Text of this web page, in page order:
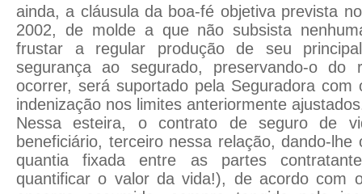
ainda, a cláusula da boa-fé objetiva prevista
2002, de molde a que não subsista
frustar a regular produção de seu
segurança ao segurado, preservando-o
ocorrer, será suportado pela Seguradora com
indenização nos limites anteriormente
Nessa esteira, o contrato de seguro de
beneficiário, terceiro nessa relação, dando-
quantia fixada entre as partes
quantificar o valor da vida!), de acordo com